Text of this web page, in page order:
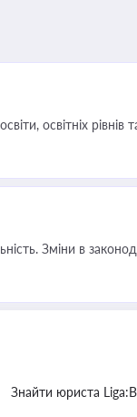
освітніх рівнів та
Зміни в
Знайти юриста